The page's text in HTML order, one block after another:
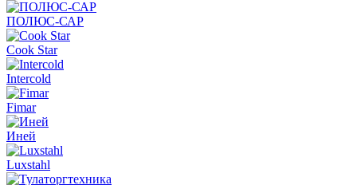
ПОЛЮС-САР
Cook Star
Intercold
Fimar
Иней
Luxstahl